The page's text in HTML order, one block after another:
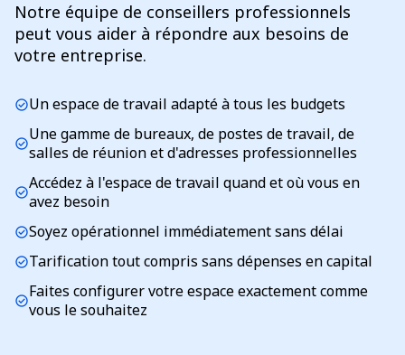
Notre équipe de conseillers professionnels
peut vous aider à répondre aux besoins de
votre entreprise.
check_circleUn espace de travail adapté à tous les budgets
check_circleUne gamme de bureaux, de postes de travail, de
salles de réunion et d'adresses professionnelles
check_circleAccédez à l'espace de travail quand et où vous en
avez besoin
check_circleSoyez opérationnel immédiatement sans délai
check_circleTarification tout compris sans dépenses en capital
check_circleFaites configurer votre espace exactement comme
vous le souhaitez